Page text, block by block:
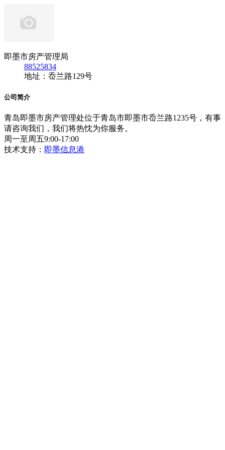
即墨市房产管理局
88525834
地址：岙兰路129号
公司简介
青岛即墨市房产管理处位于青岛市即墨市岙兰路1235号，有事
请咨询我们，我们将热忱为你服务。
周一至周五9:00-17:00
技术支持： 即墨信息港